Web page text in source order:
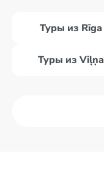
Туры из Rīga
Туры из Viļņa